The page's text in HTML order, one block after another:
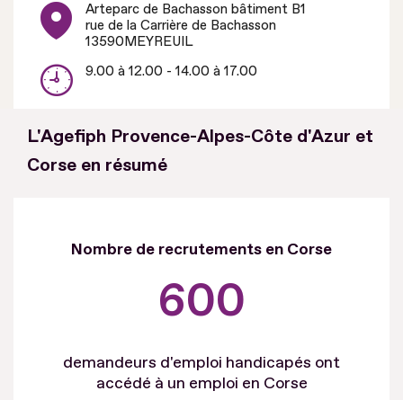
Arteparc de Bachasson bâtiment B1
rue de la Carrière de Bachasson
13590MEYREUIL
9.00 à 12.00 - 14.00 à 17.00
L'Agefiph Provence-Alpes-Côte d'Azur et
Corse en résumé
Nombre de recrutements en Corse
600
demandeurs d'emploi handicapés ont
accédé à un emploi en Corse